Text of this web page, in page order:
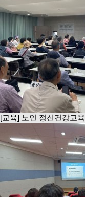
[교육] 노인 정신건강교육